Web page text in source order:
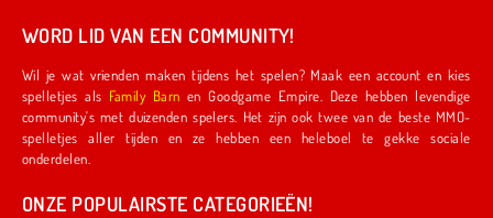
WORD LID VAN EEN COMMUNITY!
Wil je wat vrienden maken tijdens het spelen? Maak een account en kies
spelletjes als
Family Barn en Goodgame Empire. Deze hebben levendige
community's met duizenden spelers. Het zijn ook twee van de beste MMO-
spelletjes aller tijden en ze hebben een heleboel te gekke sociale
onderdelen.
ONZE POPULAIRSTE CATEGORIEËN!